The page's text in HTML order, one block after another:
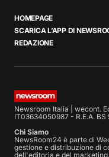
HOMEPAGE
SCARICA L’APP DI
REDAZIONE
Newsroom Italia | wecont.
IT03634050987 - R.E.A. BS
Chi Siamo
NewsRoom24 è parte di
gestione e distribuzione di
dell'editoria e del